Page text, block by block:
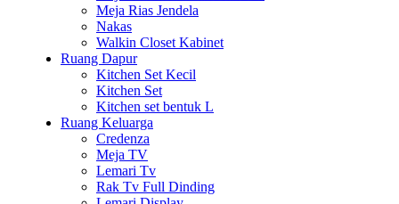
Meja Rias Jendela
Nakas
Walkin Closet Kabinet
Ruang Dapur
Kitchen Set Kecil
Kitchen Set
Kitchen set bentuk L
Ruang Keluarga
Credenza
Meja TV
Lemari Tv
Rak Tv Full Dinding